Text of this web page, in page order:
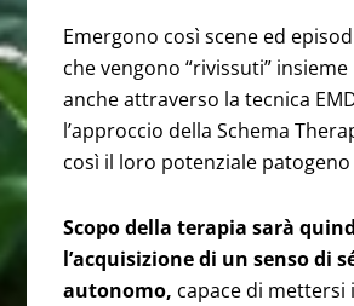
Emergono così scene ed
che vengono “rivissuti”
anche attraverso la tecnica
l’approccio della Schema
così il loro potenziale patogeno
Scopo della terapia sarà
l’acquisizione di un senso di
autonomo, capace di mettersi